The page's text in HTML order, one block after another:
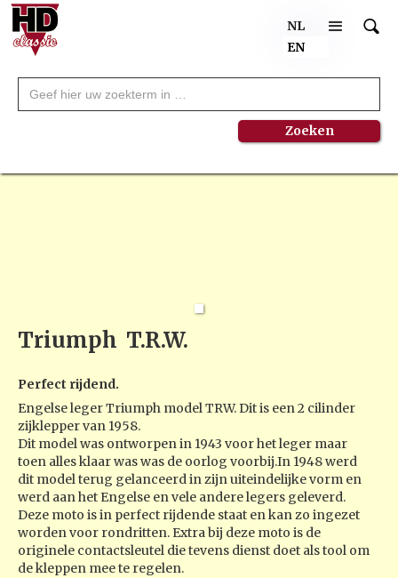
NL
EN
Triumph T.R.W.
Perfect rijdend.
Engelse leger Triumph model TRW. Dit is een 2 cilinder
zijklepper van 1958.
Dit model was ontworpen in 1943 voor het leger maar
toen alles klaar was was de oorlog voorbij.In 1948 werd
dit model terug gelanceerd in zijn uiteindelijke vorm en
werd aan het Engelse en vele andere legers geleverd.
Deze moto is in perfect rijdende staat en kan zo ingezet
worden voor rondritten. Extra bij deze moto is de
originele contactsleutel die tevens dienst doet als tool om
de kleppen mee te regelen.